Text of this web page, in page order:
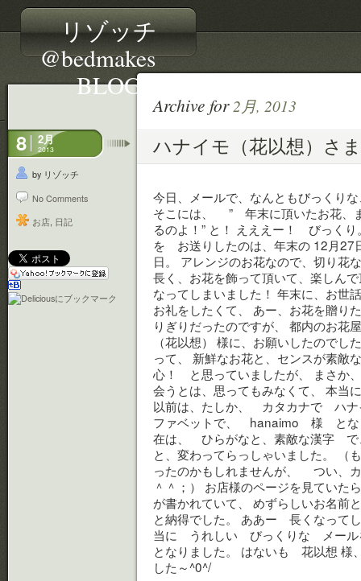
リゾッチ
@bedmakes
BLOG
Archive for2月, 2013
8 2月
2013
by リゾッチ
No Comments
お店, 日記
ハナイモ（花以想）さ
今日、メールで、なんともびっくり
そこには、 ” 年末に頂いたお花、
るのよ！” と！ えええー！ びっく
を お送りしたのは、年末の 12月
日。 アレンジのお花なので、切り花
長く、お花を飾って頂いて、楽しん
なってしまいました！ 年末に、お世
お礼をしたくて、 あー、お花を贈
りぎりだったのですが、 都内のお
（花以想） 様に、お願いしたのでし
って、 新鮮なお花と、センスが素敵
心！ と思っていましたが、 まさか
会うとは、思ってもみなくて、 本
以前は、たしか、 カタカナで ハ
ファベットで、 hanaimo 様 とな
在は、 ひらがなと、素敵な漢字
と、変わってらっしゃいました。 （
ったのかもしれませんが、 つい、
＾＾；） お店様のページを見てい
が書かれていて、 めずらしいお名前
と納得でした。 ああー 長くなって
当に うれしい びっくりな メール
となりました。 はないも 花以想 様
した～^0^/